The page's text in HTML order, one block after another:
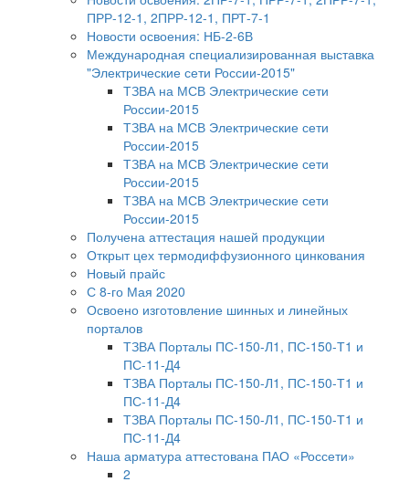
ПРР-12-1, 2ПРР-12-1, ПРТ-7-1
Новости освоения: НБ-2-6В
Международная специализированная выставка
"Электрические сети России-2015"
ТЗВА на МСВ Электрические сети
России-2015
ТЗВА на МСВ Электрические сети
России-2015
ТЗВА на МСВ Электрические сети
России-2015
ТЗВА на МСВ Электрические сети
России-2015
Получена аттестация нашей продукции
Открыт цех термодиффузионного цинкования
Новый прайс
С 8-го Мая 2020
Освоено изготовление шинных и линейных
порталов
ТЗВА Порталы ПС-150-Л1, ПС-150-Т1 и
ПС-11-Д4
ТЗВА Порталы ПС-150-Л1, ПС-150-Т1 и
ПС-11-Д4
ТЗВА Порталы ПС-150-Л1, ПС-150-Т1 и
ПС-11-Д4
Наша арматура аттестована ПАО «Россети»
2